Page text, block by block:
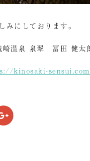
にしております。
崎温泉 泉翠 冨田 健太
kinosaki-